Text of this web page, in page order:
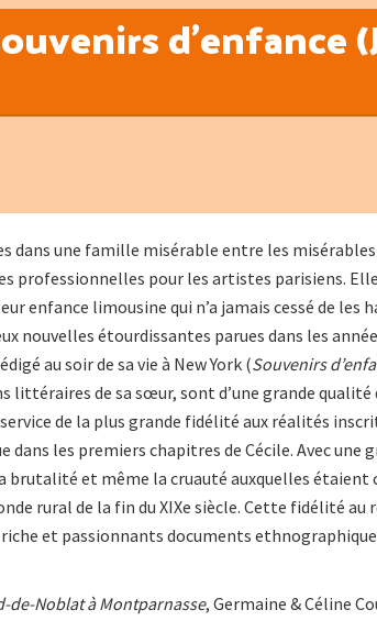
d’enfance
dans une famille misérable entre les
professionnelles pour les artistes parisiens.
enfance limousine qui n’a jamais cessé de les
nouvelles étourdissantes parues dans les
au soir de sa vie à New York (Souvenirs
littéraires de sa sœur, sont d’une grande qualité
de la plus grande fidélité aux réalités
les premiers chapitres de Cécile. Avec une
brutalité et même la cruauté auxquelles étaient
rural de la fin du XIXe siècle. Cette fidélité au
et passionnants documents
de-Noblat à Montparnasse, Germaine & Céline